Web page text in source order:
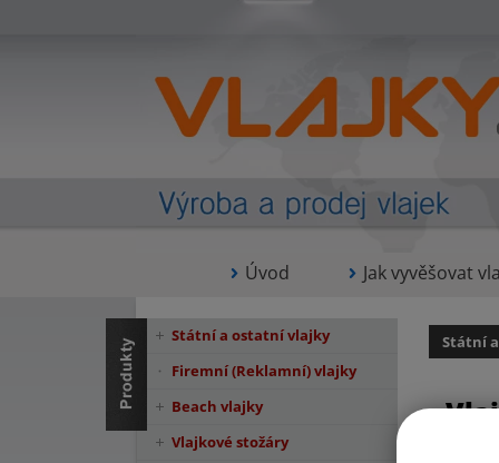
Úvod Jak vyvěšovat
Státní
Státní a ostatní vlajky
Firemní (Reklamní) vlajky
Beach vlajky
Vlajkové stožáry